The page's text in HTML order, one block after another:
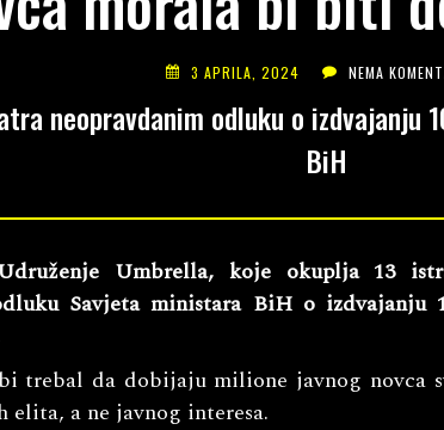
3 APRILA, 2024 NEMA
neopravdanim odluku o izdvajanju
BiH
Umbrella, koje okuplja 13
Savjeta ministara BiH o
trebal da dobijaju milione javnog
a ne javnog interesa.